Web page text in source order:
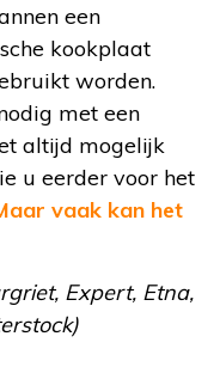
een
kookplaat
worden.
met een
altijd mogelijk
u eerder voor het
vaak kan het
Expert, Etna,